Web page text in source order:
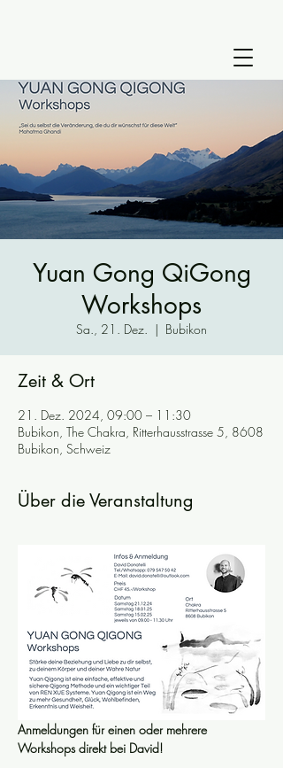
Yuan Gong QiGong
Workshops
Sa., 21. Dez.
  |
Bubikon
Zeit & Ort
21. Dez. 2024, 09:00 – 11:30
Bubikon, The Chakra, Ritterhausstrasse 5, 8608
Bubikon, Schweiz
Über die Veranstaltung
Anmeldungen für einen oder mehrere
Workshops direkt bei David!